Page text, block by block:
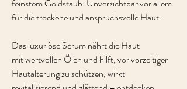
feinstem Goldstaub. Unverzichtbar vor allem
für die trockene und anspruchsvolle Haut.
Das luxuriöse Serum nährt die Haut
mit wertvollen Ölen und hilft, vor vorzeitiger
Hautalterung zu schützen, wirkt